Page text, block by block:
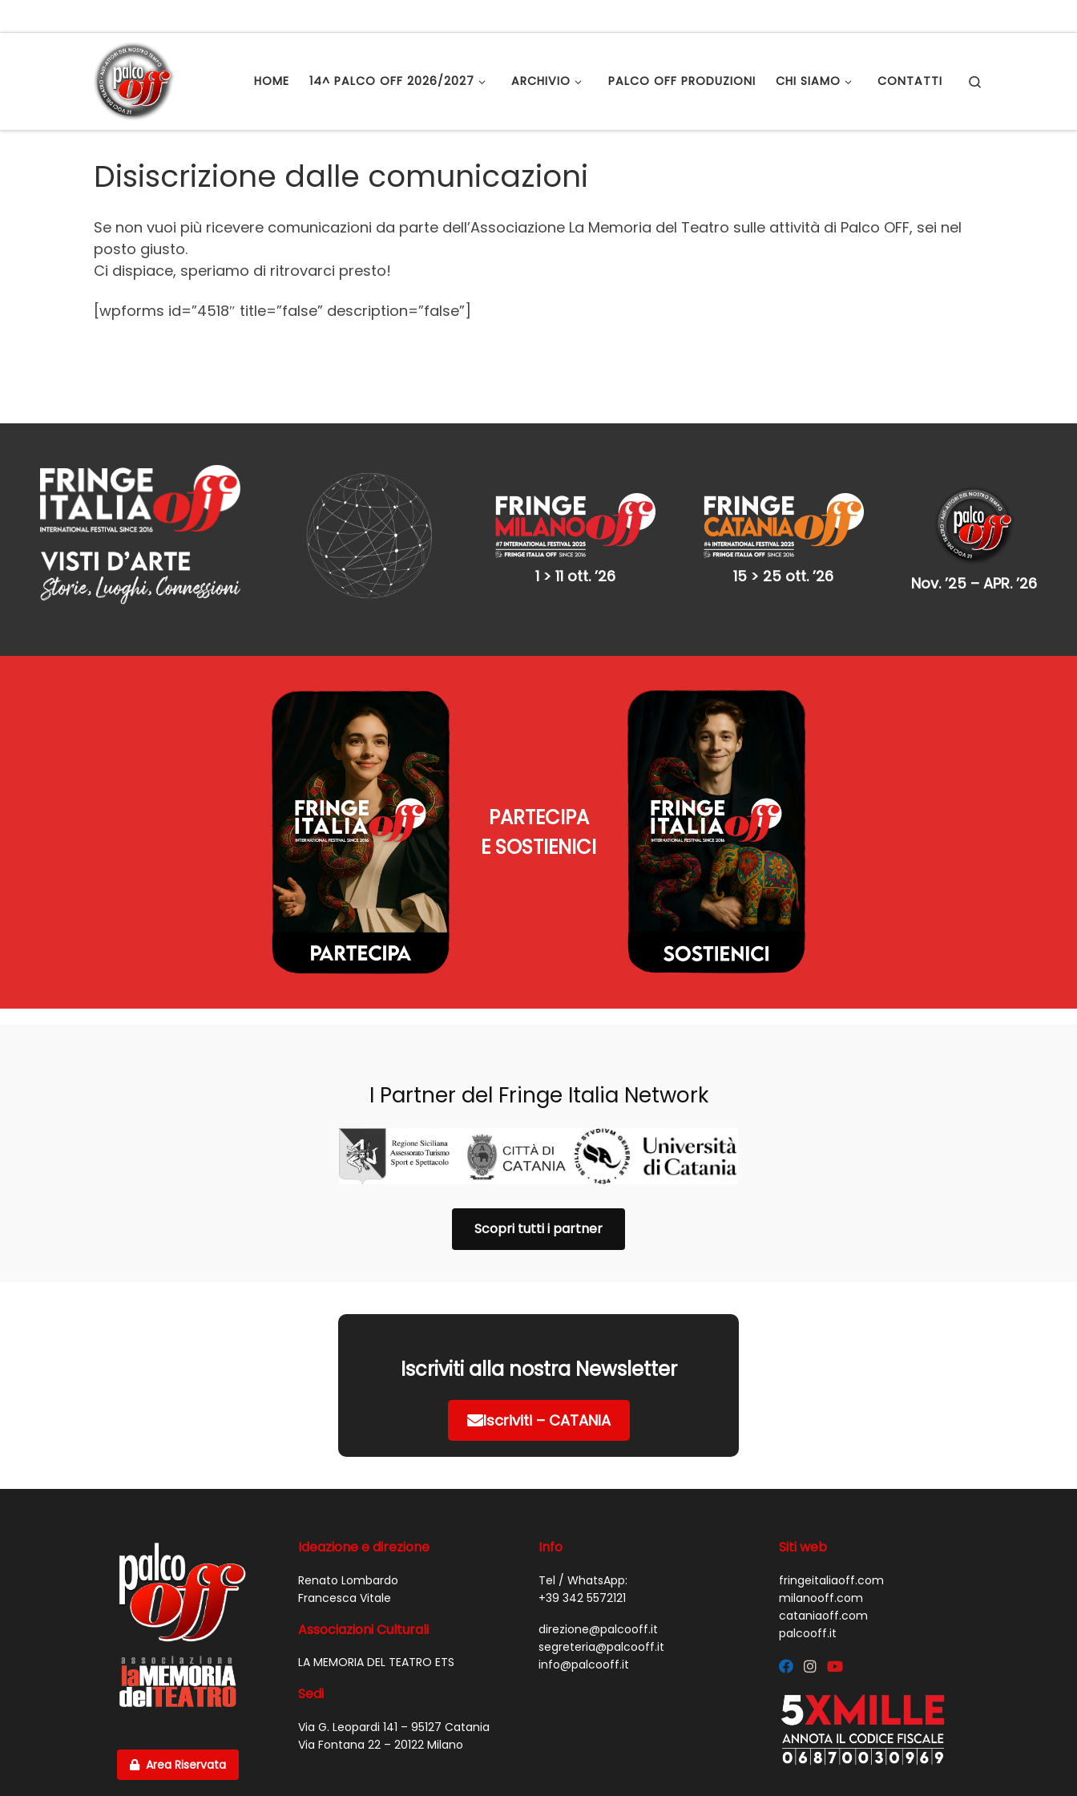
HOME 14^ PALCO OFF 2026/2027 ARCHIVIO PALCO OFF PRODUZIONI CHI SIAMO CONTATTI
Disiscrizione dalle comunicazioni
Se non vuoi più ricevere comunicazioni da parte dell’Associazione La Memoria del Teatro sulle attività di Palco OFF, sei nel
posto giusto.
Ci dispiace, speriamo di ritrovarci presto!
[wpforms id=”4518″ title=”false” description=”false”]
1 > 11 ott. ’26 15 > 25 ott. ’26 Nov. ’25 – APR. ’26
PARTECIPA
E SOSTIENICI
I Partner del Fringe Italia Network
Scopri tutti i partner
Iscriviti alla nostra Newsletter
Iscriviti – CATANIA
Area Riservata
Ideazione e direzione
Renato Lombardo
Francesca Vitale
Associazioni Culturali
LA MEMORIA DEL TEATRO ETS
Sedi
Via G. Leopardi 141 – 95127 Catania
Via Fontana 22 – 20122 Milano
Info
Tel / WhatsApp:
+39 342 5572121
direzione@palcooff.it
segreteria@palcooff.it
info@palcooff.it
Siti web
fringeitaliaoff.com
milanooff.com
cataniaoff.com
palcooff.it